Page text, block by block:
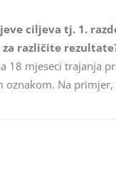
ciljeva tj. 1.
za različite
18 mjeseci trajanja
Na